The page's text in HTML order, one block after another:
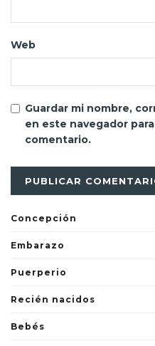
Web
Guardar mi nombre,
en este navegador
comentario.
Concepción
Embarazo
Puerperio
Recién nacidos
Bebés